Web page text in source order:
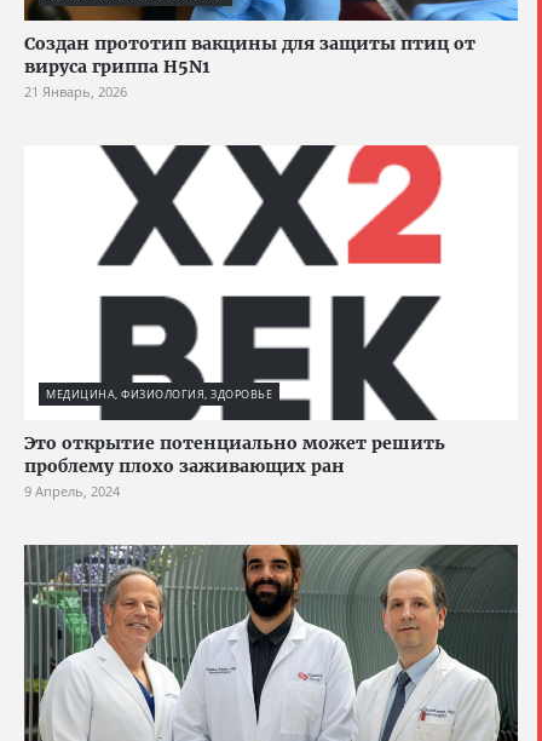
Создан прототип вакцины для защиты птиц от
вируса гриппа H5N1
21 Январь, 2026
МЕДИЦИНА, ФИЗИОЛОГИЯ, ЗДОРОВЬЕ
Это открытие потенциально может решить
проблему плохо заживающих ран
9 Апрель, 2024